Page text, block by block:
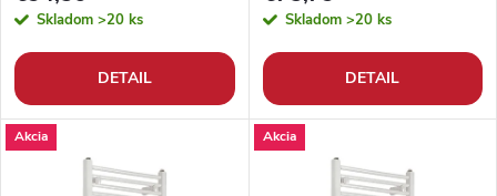
o
d
u
d
u
k
Skladom >20 ks
DETAIL
Skladom >20 ks
DETAIL
Akcia Akcia